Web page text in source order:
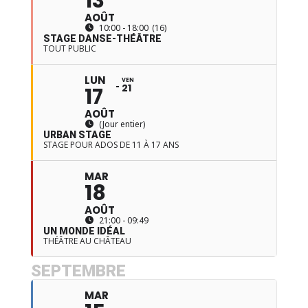
AOÛT
10:00 - 18:00 (16)
STAGE DANSE-THÉÂTRE
TOUT PUBLIC
LUN
17
AOÛT
VEN
21
(Jour entier)
URBAN STAGE
STAGE POUR ADOS DE 11 À 17 ANS
MAR
18
AOÛT
21:00 - 09:49
UN MONDE IDÉAL
THÉÂTRE AU CHÂTEAU
SEPTEMBRE
MAR